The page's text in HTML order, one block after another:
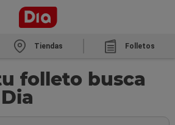
Tiendas Folletos
folleto busca